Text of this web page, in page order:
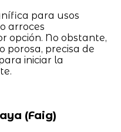
para usos
arroces
opción. No obstante,
porosa, precisa de
iniciar la
(Faig)